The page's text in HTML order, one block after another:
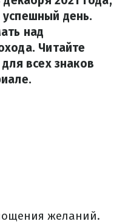
успешный день.
над
Читайте
всех знаков
желаний.